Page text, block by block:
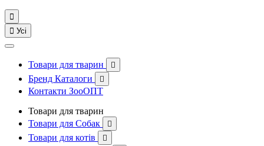

 Усі
Товари для тварин 
Бренд Каталоги 
Контакти ЗооОПТ
Товари для тварин
Товари для Собак

Товари для котів 